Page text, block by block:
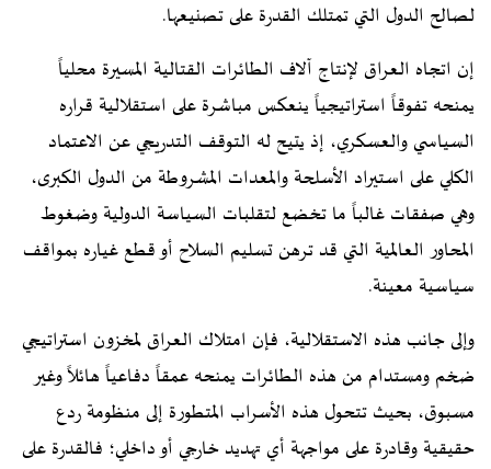
لصالح الدول التي تمتلك القدرة على تصنيعها.
إن اتجاه العراق لإنتاج آلاف الطائرات القتالية المسيرة محلياً
يمنحه تفوقاً استراتيجياً ينعكس مباشرة على استقلالية قراره
السياسي والعسكري، إذ يتيح له التوقف التدريجي عن الاعتماد
الكلي على استيراد الأسلحة والمعدات المشروطة من الدول الكبرى،
وهي صفقات غالباً ما تخضع لتقلبات السياسة الدولية وضغوط
المحاور العالمية التي قد ترهن تسليم السلاح أو قطع غياره بمواقف
سياسية معينة.
وإلى جانب هذه الاستقلالية، فإن امتلاك العراق لمخزون استراتيجي
ضخم ومستدام من هذه الطائرات يمنحه عمقاً دفاعياً هائلاً وغير
مسبوق، بحيث تتحول هذه الأسراب المتطورة إلى منظومة ردع
حقيقية وقادرة على مواجهة أي تهديد خارجي أو داخلي؛ فالقدرة على